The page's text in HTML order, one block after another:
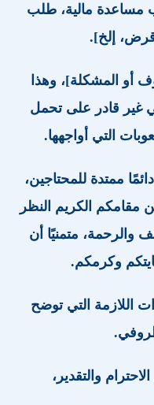
مالية، طلب
إلخ].
أو المشكلة]، وهذا
غير قادر على تحمل
التي أواجهها.
ممتدة للمحتاجين،
مقامكم الكريم النظر
والرحمة، متمنيًا أن
وكرمكم.
اللازمة التي توضح
والتقدير،